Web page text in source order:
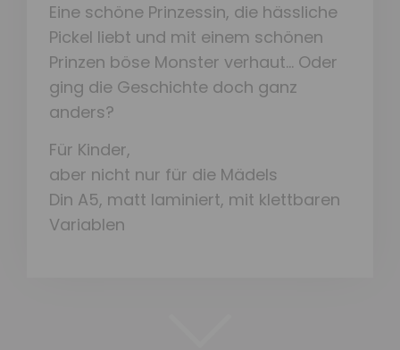
Eine schöne Prinzessin, die hässliche
Pickel liebt und mit einem schönen
Prinzen böse Monster verhaut… Oder
ging die Geschichte doch ganz
anders?
Für Kinder,
aber nicht nur für die Mädels
Din A5, matt laminiert, mit klettbaren
Variablen